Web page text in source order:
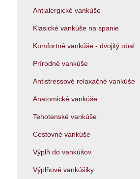
Antialergické vankúše
Klasické vankúše na spanie
Komfortné vankúše - dvojitý obal
Prírodné vankúše
Antistressové relaxačné vankúše
Anatomické vankúše
Tehotenské vankúše
Cestovné vankúše
Výplň do vankúšov
Výplňové vankúšiky